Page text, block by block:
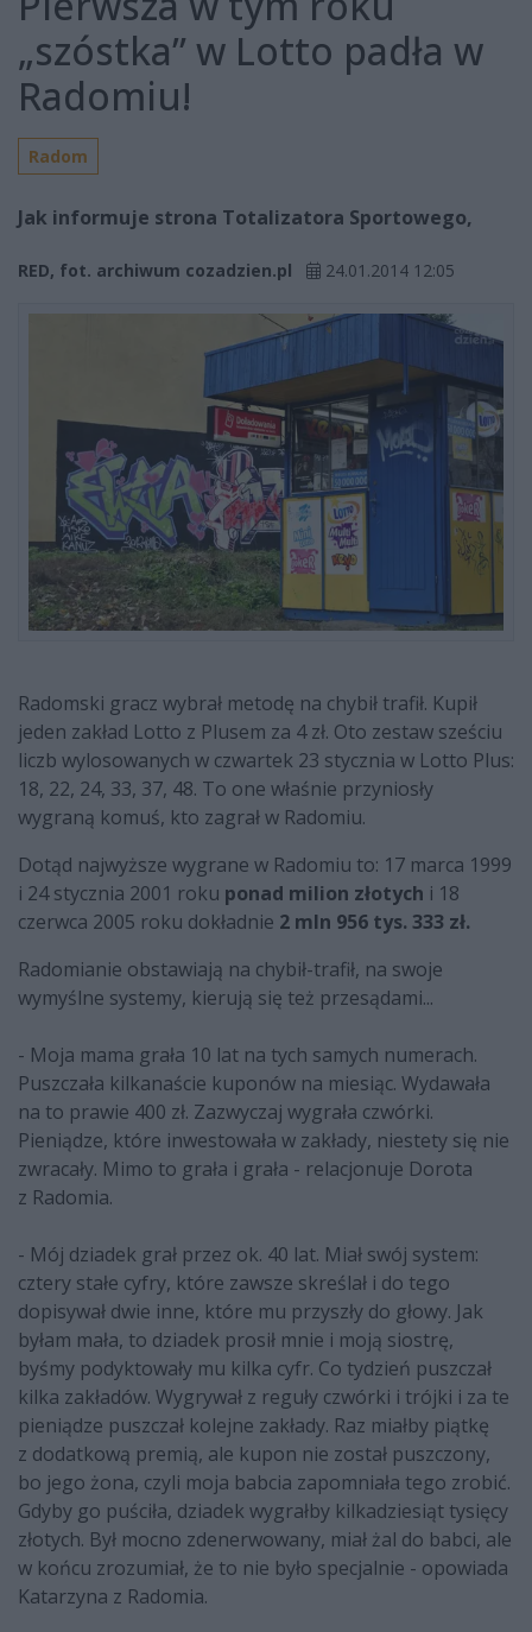
„szóstka” w Lotto padła w
Radomiu!
Radom
Jak informuje strona Totalizatora Sportowego,
RED, fot. archiwum cozadzien.pl 24.01.2014 12:05
Radomski gracz wybrał metodę na chybił trafił. Kupił
jeden zakład Lotto z Plusem za 4 zł. Oto zestaw sześciu
liczb wylosowanych w czwartek 23 stycznia w Lotto Plus:
18, 22, 24, 33, 37, 48. To one właśnie przyniosły
wygraną komuś, kto zagrał w Radomiu.
Dotąd najwyższe wygrane w Radomiu to: 17 marca 1999
i 24 stycznia 2001 roku ponad milion złotych i 18
czerwca 2005 roku dokładnie 2 mln 956 tys. 333 zł.
Radomianie obstawiają na chybił-trafił, na swoje
wymyślne systemy, kierują się też przesądami...
- Moja mama grała 10 lat na tych samych numerach.
Puszczała kilkanaście kuponów na miesiąc. Wydawała
na to prawie 400 zł. Zazwyczaj wygrała czwórki.
Pieniądze, które inwestowała w zakłady, niestety się nie
zwracały. Mimo to grała i grała - relacjonuje Dorota
z Radomia.
- Mój dziadek grał przez ok. 40 lat. Miał swój system:
cztery stałe cyfry, które zawsze skreślał i do tego
dopisywał dwie inne, które mu przyszły do głowy. Jak
byłam mała, to dziadek prosił mnie i moją siostrę,
byśmy podyktowały mu kilka cyfr. Co tydzień puszczał
kilka zakładów. Wygrywał z reguły czwórki i trójki i za te
pieniądze puszczał kolejne zakłady. Raz miałby piątkę
z dodatkową premią, ale kupon nie został puszczony,
bo jego żona, czyli moja babcia zapomniała tego zrobić.
Gdyby go puściła, dziadek wygrałby kilkadziesiąt tysięcy
złotych. Był mocno zdenerwowany, miał żal do babci, ale
w końcu zrozumiał, że to nie było specjalnie - opowiada
Katarzyna z Radomia.